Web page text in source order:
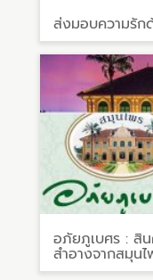
ส่งมอบความรั
อภัยภูเบศร : สิน
สำอางจากสมุน